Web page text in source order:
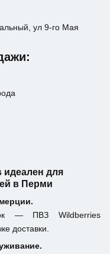
ул 9-го Мая
идеален для
в Перми
— ПВЗ Wildberries
доставки.